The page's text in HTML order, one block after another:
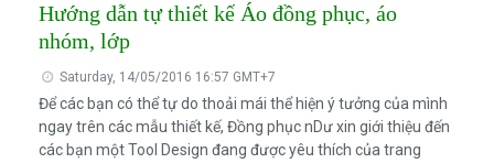
Hướng dẫn tự thiết kế Áo đồng phục, áo
nhóm, lớp
Saturday, 14/05/2016 16:57 GMT+7
Để các bạn có thể tự do thoải mái thể hiện ý tưởng của mình
ngay trên các mẫu thiết kế, Đồng phục nDư xin giới thiệu đến
các bạn một Tool Design đang được yêu thích của trang